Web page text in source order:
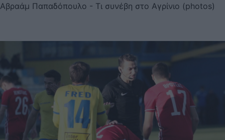
Αβραάμ Παπαδόπουλο - Τι συνέβη στο Αγρίνιο (photos)